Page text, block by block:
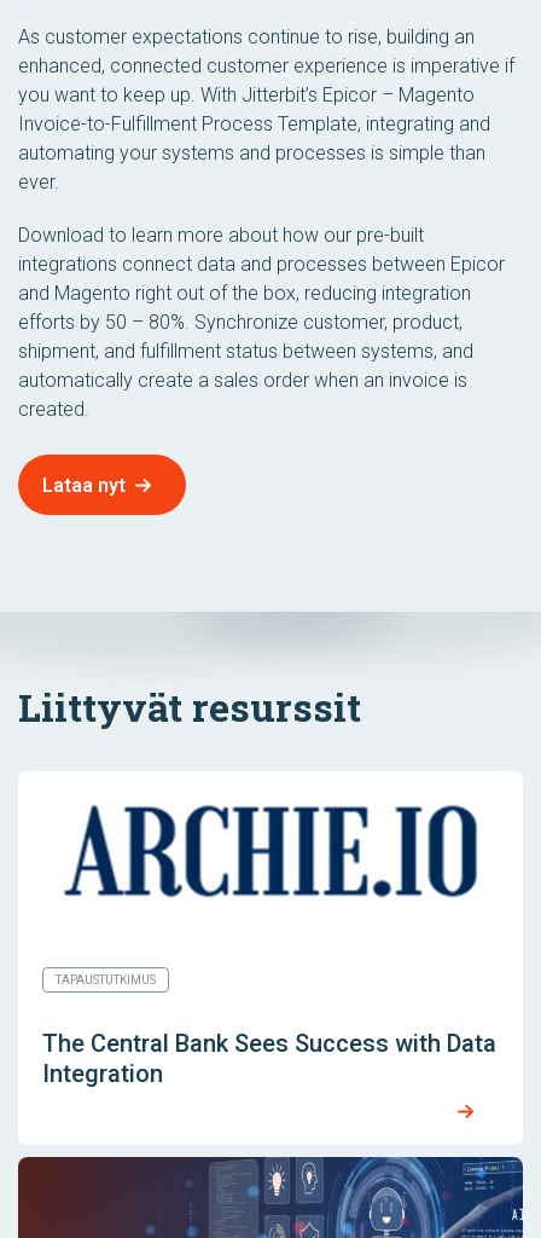
As customer expectations continue to rise, building an
enhanced, connected customer experience is imperative if
you want to keep up. With Jitterbit’s Epicor – Magento
Invoice-to-Fulfillment Process Template, integrating and
automating your systems and processes is simple than
ever.
Download to learn more about how our pre-built
integrations connect data and processes between Epicor
and Magento right out of the box, reducing integration
efforts by 50 – 80%. Synchronize customer, product,
shipment, and fulfillment status between systems, and
automatically create a sales order when an invoice is
created.
Lataa nyt
Liittyvät resurssit
TAPAUSTUTKIMUS
The Central Bank Sees Success with Data
Integration